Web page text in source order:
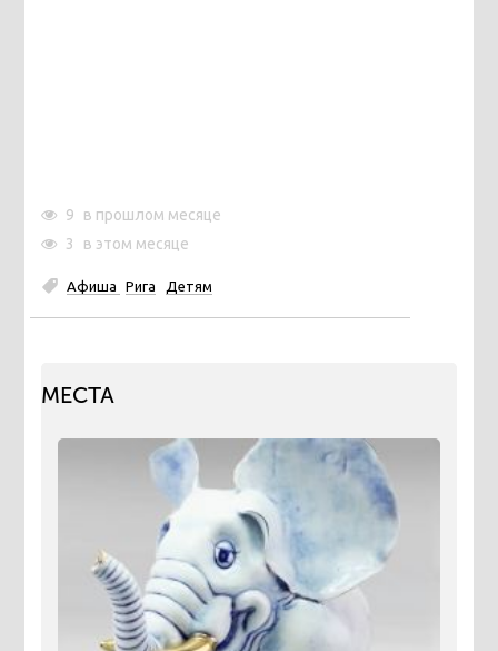
9
в прошлом месяце
3
в этом месяце
Афиша Рига Детям
МЕСТА